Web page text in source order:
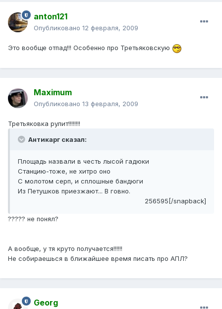
anton121
Опубликовано 12 февраля, 2009
Это вообще отпад!!! Особенно про Третьяковскую
Maximum
Опубликовано 13 февраля, 2009
Третьяковка рулит!!!!!!!!
Антикарг сказал:
Площадь назвали в честь лысой гадюки
Станцию-тоже, не хитро оно
С молотом серп, и сплошные бандюги
Из Петушков приезжают... В говно.
256595[/snapback]
????? не понял?
А вообще, у тя круто получается!!!!!!
Не собираешься в ближайшее время писать про АПЛ?
Georg